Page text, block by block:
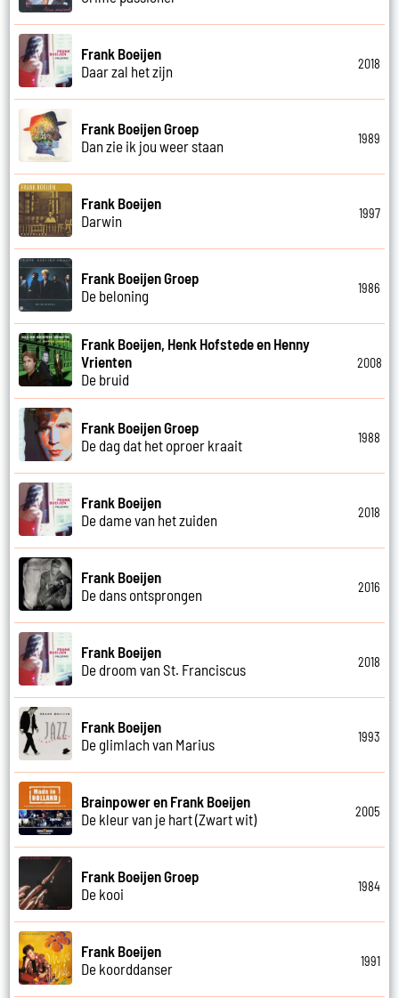
Frank Boeijen
Daar zal het zijn
2018
Frank Boeijen Groep
Dan zie ik jou weer staan
1989
Frank Boeijen
Darwin
1997
Frank Boeijen Groep
De beloning
1986
Frank Boeijen, Henk Hofstede en Henny
Vrienten
De bruid
2008
Frank Boeijen Groep
De dag dat het oproer kraait
1988
Frank Boeijen
De dame van het zuiden
2018
Frank Boeijen
De dans ontsprongen
2016
Frank Boeijen
De droom van St. Franciscus
2018
Frank Boeijen
De glimlach van Marius
1993
Brainpower en Frank Boeijen
De kleur van je hart (Zwart wit)
2005
Frank Boeijen Groep
De kooi
1984
Frank Boeijen
De koorddanser
1991